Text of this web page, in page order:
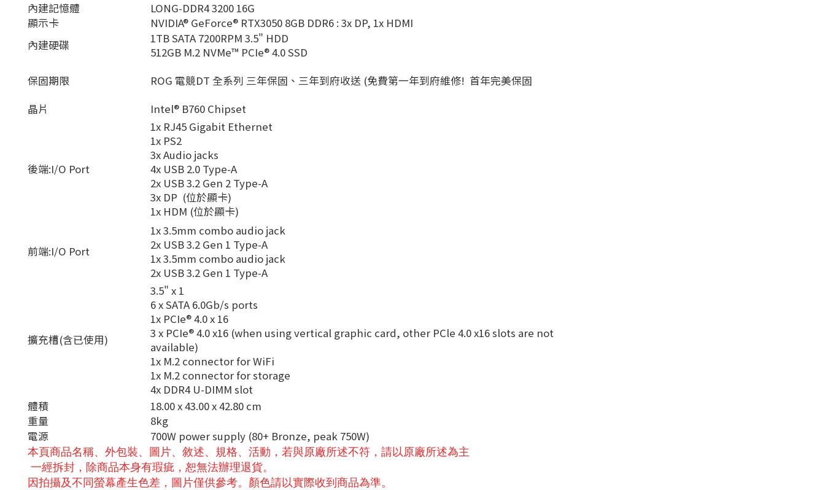
內建記憶體
LONG-DDR4 3200 16G
顯示卡
NVIDIA® GeForce® RTX3050 8GB DDR6 : 3x DP, 1x HDMI
內建硬碟
1TB SATA 7200RPM 3.5" HDD
512GB M.2 NVMe™ PCIe® 4.0 SSD
保固期限
ROG 電競DT 全系列 三年保固、三年到府收送 (免費第一年到府維修! 首年完美保固
晶片
Intel® B760 Chipset
後端:I/O Port
1x RJ45 Gigabit Ethernet
1x PS2
3x Audio jacks
4x USB 2.0 Type-A
2x USB 3.2 Gen 2 Type-A
3x DP (位於顯卡)
1x HDM (位於顯卡)
前端:I/O Port
1x 3.5mm combo audio jack
2x USB 3.2 Gen 1 Type-A
1x 3.5mm combo audio jack
2x USB 3.2 Gen 1 Type-A
擴充槽(含已使用)
3.5" x 1
6 x SATA 6.0Gb/s ports
1x PCIe® 4.0 x 16
3 x PCIe® 4.0 x16 (when using vertical graphic card, other PCle 4.0 x16 slots are not
available)
1x M.2 connector for WiFi
1x M.2 connector for storage
4x DDR4 U-DIMM slot
體積
18.00 x 43.00 x 42.80 cm
重量
8kg
電源
700W power supply (80+ Bronze, peak 750W)
本頁商品名稱、外包裝、圖片、敘述、規格、活動，若與原廠所述不符，請以原廠所述為主
一經拆封，除商品本身有瑕疵，恕無法辦理退貨。
因拍攝及不同螢幕產生色差，圖片僅供參考。顏色請以實際收到商品為準。